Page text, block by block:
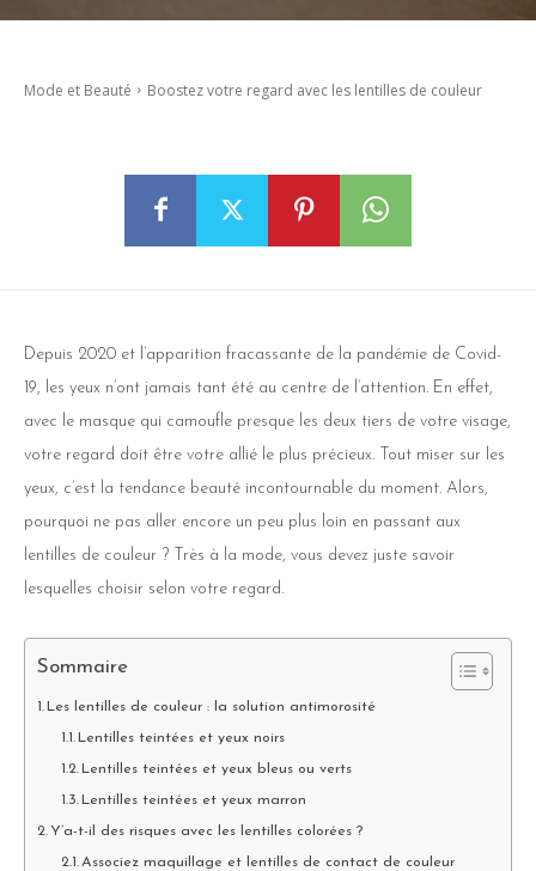
Mode et Beauté Boostez votre regard avec les lentilles de couleur
Depuis 2020 et l’apparition fracassante de la pandémie de Covid-
19, les yeux n’ont jamais tant été au centre de l’attention. En effet,
avec le masque qui camoufle presque les deux tiers de votre visage,
votre regard doit être votre allié le plus précieux. Tout miser sur les
yeux, c’est la tendance beauté incontournable du moment. Alors,
pourquoi ne pas aller encore un peu plus loin en passant aux
lentilles de couleur ? Très à la mode, vous devez juste savoir
lesquelles choisir selon votre regard.
Sommaire
Les lentilles de couleur : la solution antimorosité
Lentilles teintées et yeux noirs
Lentilles teintées et yeux bleus ou verts
Lentilles teintées et yeux marron
Y’a-t-il des risques avec les lentilles colorées ?
Associez maquillage et lentilles de contact de couleur